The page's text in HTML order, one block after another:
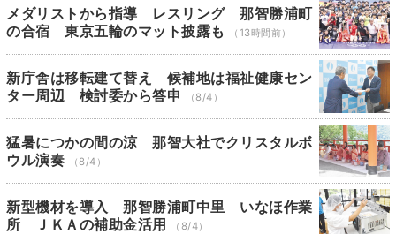
メダリストから指導 レスリング 那智勝浦町
の合宿 東京五輪のマット披露も
（13時間前）
新庁舎は移転建て替え 候補地は福祉健康セン
ター周辺 検討委から答申
（8/4）
猛暑につかの間の涼 那智大社でクリスタルボ
ウル演奏
（8/4）
新型機材を導入 那智勝浦町中里 いなほ作業
所 ＪＫＡの補助金活用
（8/4）